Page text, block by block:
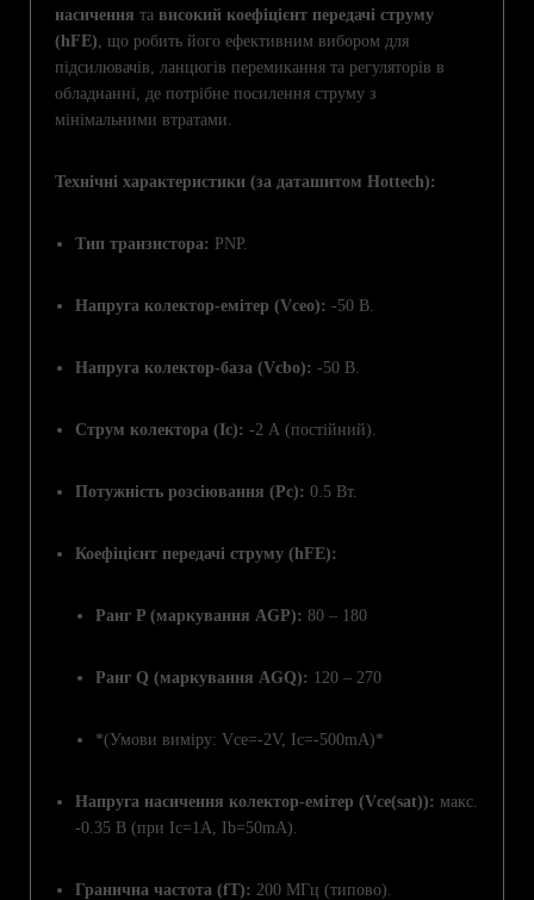
насичення та високий коефіцієнт передачі струму
(hFE) , що робить його ефективним вибором для
підсилювачів, ланцюгів перемикання та регуляторів в
обладнанні, де потрібне посилення струму з
мінімальними втратами.
Технічні характеристики (за даташитом Hottech):
Тип транзистора: PNP.
Напруга колектор-емітер (Vceo): -50 В.
Напруга колектор-база (Vcbo): -50 В.
Струм колектора (Ic): -2 А (постійний).
Потужність розсіювання (Pc): 0.5 Вт.
Коефіцієнт передачі струму (hFE):
Ранг P (маркування AGP): 80 – 180
Ранг Q (маркування AGQ): 120 – 270
*(Умови виміру: Vce=-2V, Ic=-500mA)*
Напруга насичення колектор-емітер (Vce(sat)): макс.
-0.35 В (при Ic=1A, Ib=50mA).
Гранична частота (fT): 200 МГц (типово).